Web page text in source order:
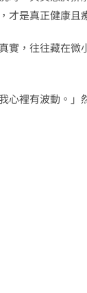
才是真正健康且
，往往藏在
裡有波動。